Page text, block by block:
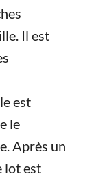
Il est
est
le
Après un
lot est